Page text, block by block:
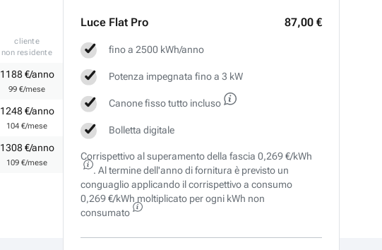
Luce Flat Pro 87,00 €
fino a 2500 kWh/anno
Potenza impegnata fino a 3 kW
Canone fisso tutto incluso
Bolletta digitale
Corrispettivo al superamento della fascia 0,269 €/kWh
. Al termine dell'anno di fornitura è previsto un
conguaglio applicando il corrispettivo a consumo
0,269 €/kWh moltiplicato per ogni kWh non
consumato
cliente
non residente
1188 €/anno
99 €/mese
1248 €/anno
104 €/mese
1308 €/anno
109 €/mese